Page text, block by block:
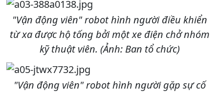
"Vận động viên" robot hình người điều khiển
từ xa được hộ tống bởi một xe điện chở nhóm
kỹ thuật viên. (Ảnh: Ban tổ chức)
"Vận động viên" robot hình người gặp sự cố